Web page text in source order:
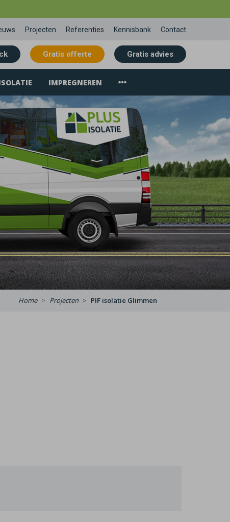
Projecten Referenties Kennisbank Contact
Gratis offerte Gratis advies
IMPREGNEREN
Home Projecten PIF isolatie Glimmen